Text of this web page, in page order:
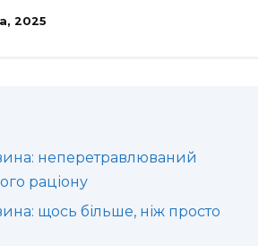
2025
неперетравлюваний
раціону
щось більше, ніж просто